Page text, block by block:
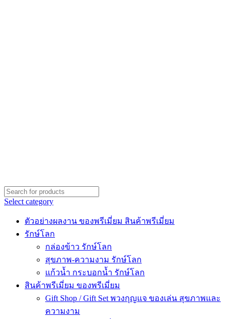
Select category
ตัวอย่างผลงาน ของพรีเมี่ยม สินค้าพรีเมี่ยม
รักษ์โลก
กล่องข้าว รักษ์โลก
สุขภาพ-ความงาม รักษ์โลก
แก้วน้ำ กระบอกน้ำ รักษ์โลก
สินค้าพรีเมี่ยม ของพรีเมี่ยม
Gift Shop / Gift Set พวงกุญแจ ของเล่น สุขภาพและ
ความงาม